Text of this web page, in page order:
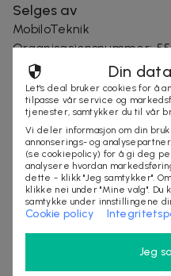
Selges av
MobiloTeknik
Organisasjonsnummer:
Andre som så på
Din
Let's deal bruker cookies for å
tilpasse vår service og
tjenester, samtykker du til vår
Vi deler informasjon om din
annonserings- og
(se cookiepolicy) for å gi deg
analysere hvordan
dette - klikk "Jeg samtykker".
klikke nei under "Mine valg".
samtykke under innstillingene
Cookie policy
Jeg